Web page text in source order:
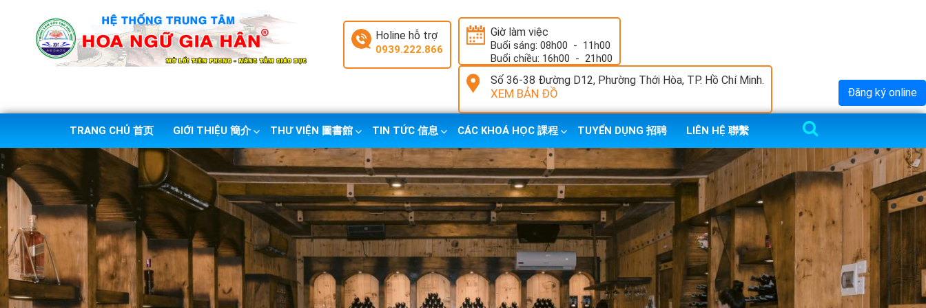
Holine hỗ trợ
0939.222.866
Giờ làm việc
Buổi sáng: 08h00 - 11h00
Buổi chiều: 16h00 - 21h00
Số 36-38 Đường D12, Phường Thới Hòa, TP. Hồ Chí Minh.
XEM BẢN ĐỒ
TRANG CHỦ 首页 GIỚI THIỆU 簡介 THƯ VIỆN 圖書館 TIN TỨC 信息 CÁC KHOÁ HỌC 課程 TUYỂN DỤNG 招聘 LIÊN HỆ 聯繫
Đăng ký online